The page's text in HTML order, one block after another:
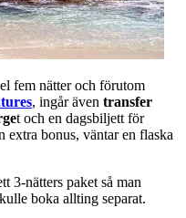
fem nätter och förutom
, ingår även transfer
t och en dagsbiljett för
bonus, väntar en flaska
3-nätters paket så man
boka allting separat.